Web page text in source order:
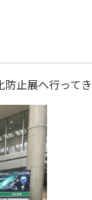
止展へ行ってき